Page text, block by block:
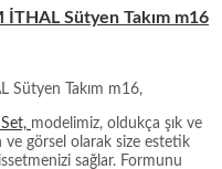
Sütyen Takım m16
Sütyen Takım m16,
modelimiz, oldukça şık ve
ve görsel olarak size estetik
sağlar. Formunu